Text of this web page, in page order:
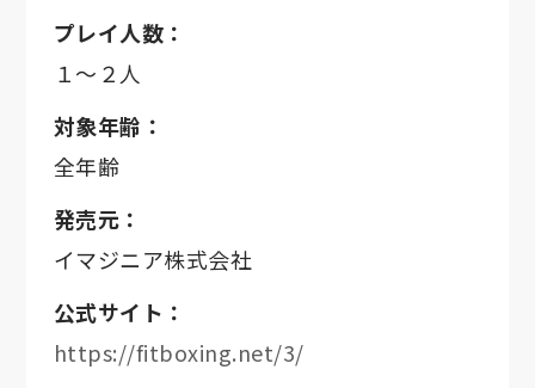
プレイ人数：
１～２人
対象年齢：
全年齢
発売元：
イマジニア株式会社
公式サイト：
https://fitboxing.net/3/